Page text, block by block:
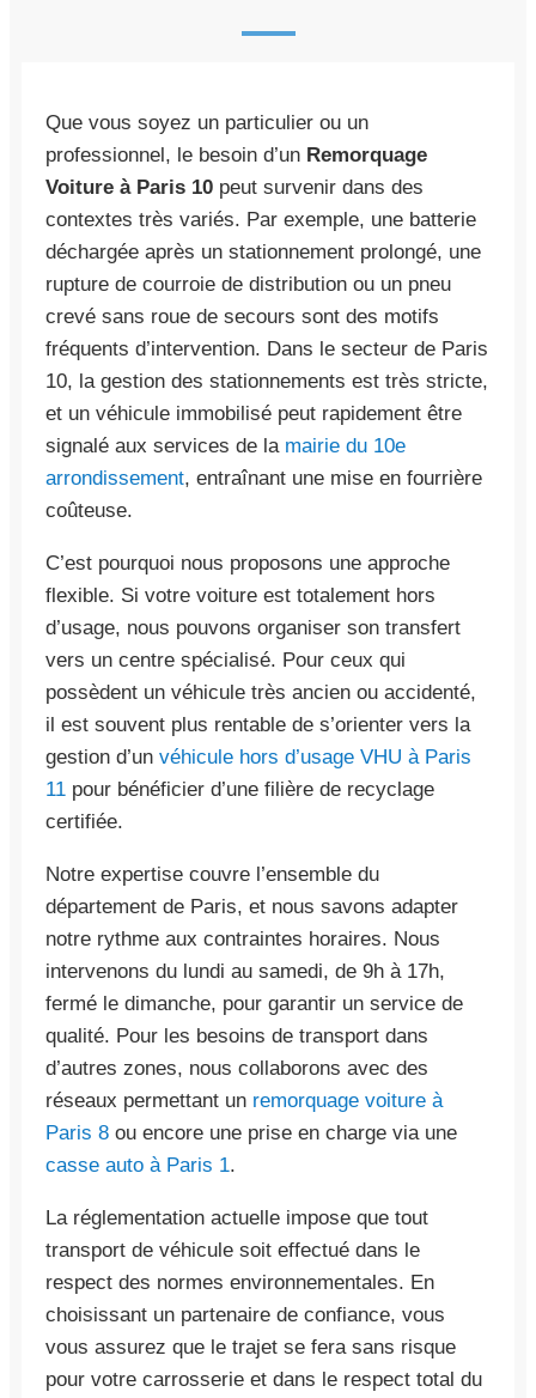
Que vous soyez un particulier ou un
professionnel, le besoin d’un Remorquage
Voiture à Paris 10 peut survenir dans des
contextes très variés. Par exemple, une batterie
déchargée après un stationnement prolongé, une
rupture de courroie de distribution ou un pneu
crevé sans roue de secours sont des motifs
fréquents d’intervention. Dans le secteur de Paris
10, la gestion des stationnements est très stricte,
et un véhicule immobilisé peut rapidement être
signalé aux services de la mairie du 10e
arrondissement, entraînant une mise en fourrière
coûteuse.
C’est pourquoi nous proposons une approche
flexible. Si votre voiture est totalement hors
d’usage, nous pouvons organiser son transfert
vers un centre spécialisé. Pour ceux qui
possèdent un véhicule très ancien ou accidenté,
il est souvent plus rentable de s’orienter vers la
gestion d’un véhicule hors d’usage VHU à Paris
11 pour bénéficier d’une filière de recyclage
certifiée.
Notre expertise couvre l’ensemble du
département de Paris, et nous savons adapter
notre rythme aux contraintes horaires. Nous
intervenons du lundi au samedi, de 9h à 17h,
fermé le dimanche, pour garantir un service de
qualité. Pour les besoins de transport dans
d’autres zones, nous collaborons avec des
réseaux permettant un remorquage voiture à
Paris 8 ou encore une prise en charge via une
casse auto à Paris 1.
La réglementation actuelle impose que tout
transport de véhicule soit effectué dans le
respect des normes environnementales. En
choisissant un partenaire de confiance, vous
vous assurez que le trajet se fera sans risque
pour votre carrosserie et dans le respect total du